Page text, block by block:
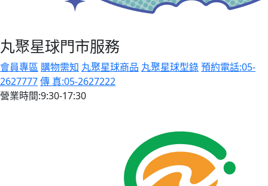
丸聚星球門市服務
會員專區 購物需知 丸聚星球商品 丸聚星球型錄預約電話:05-
2627777傳 真:05-2627222
營業時間:9:30-17:30